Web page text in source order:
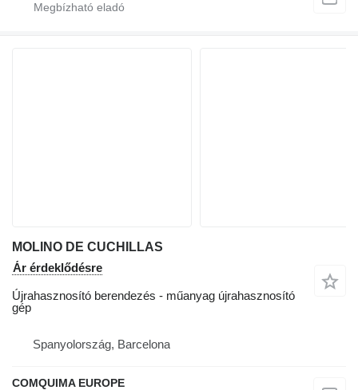
MOLINO DE CUCHILLAS
Ár érdeklődésre
Újrahasznosító berendezés - műanyag újrahasznosító
gép
Spanyolország, Barcelona
COMQUIMA EUROPE